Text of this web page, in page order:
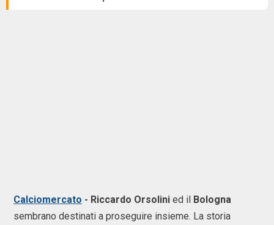
Calciomercato - Riccardo Orsolini ed il Bologna
sembrano destinati a proseguire insieme. La storia